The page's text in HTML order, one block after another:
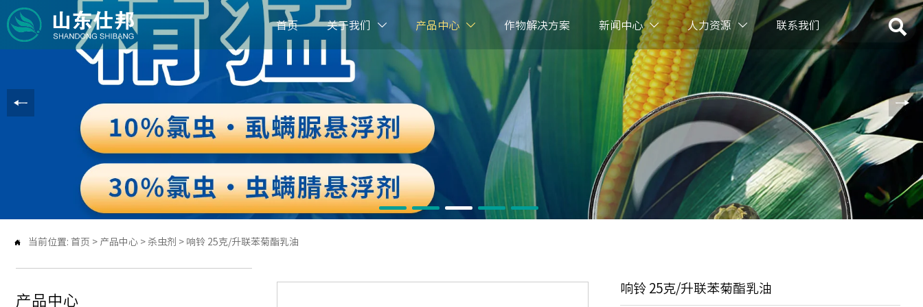
首页 关于我们  产品中心  作物解决方案 新闻中心  人力资源  联系我们 
 当前位置: 首页 > 产品中心 > 杀虫剂 > 响铃 25克/升联苯菊酯乳油
产品中心
响铃 25克/升联苯菊酯乳油